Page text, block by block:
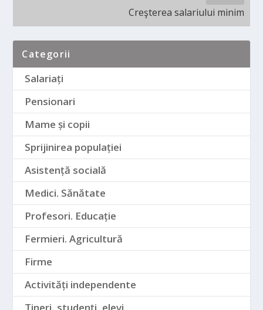
Creşterea salariului minim
Categorii
Salariați
Pensionari
Mame și copii
Sprijinirea populației
Asistență socială
Medici. Sănătate
Profesori. Educație
Fermieri. Agricultură
Firme
Activități independente